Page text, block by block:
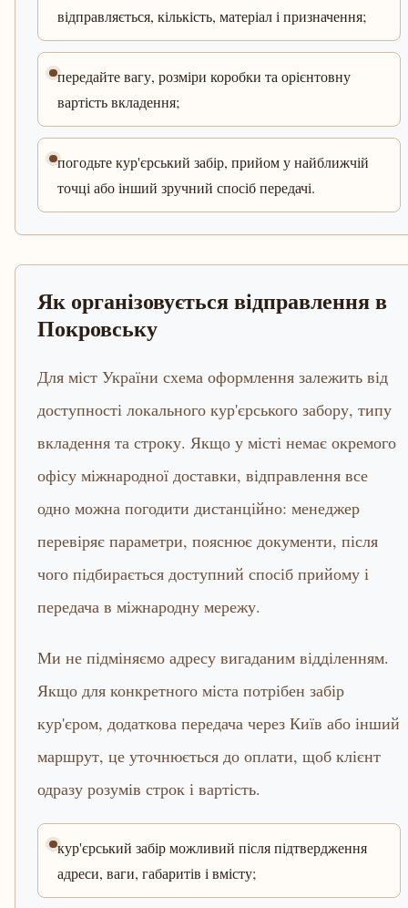
відправляється, кількість, матеріал і призначення;
передайте вагу, розміри коробки та орієнтовну
вартість вкладення;
погодьте кур'єрський забір, прийом у найближчій
точці або інший зручний спосіб передачі.
Як організовується відправлення в
Покровську
Для міст України схема оформлення залежить від
доступності локального кур'єрського забору, типу
вкладення та строку. Якщо у місті немає окремого
офісу міжнародної доставки, відправлення все
одно можна погодити дистанційно: менеджер
перевіряє параметри, пояснює документи, після
чого підбирається доступний спосіб прийому і
передача в міжнародну мережу.
Ми не підміняємо адресу вигаданим відділенням.
Якщо для конкретного міста потрібен забір
кур'єром, додаткова передача через Київ або інший
маршрут, це уточнюється до оплати, щоб клієнт
одразу розумів строк і вартість.
кур'єрський забір можливий після підтвердження
адреси, ваги, габаритів і вмісту;